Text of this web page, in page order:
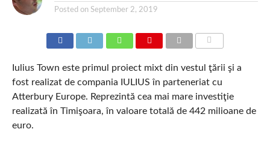
Posted on September 2, 2019
Iulius Town este primul proiect mixt din vestul ţării şi a
fost realizat de compania IULIUS în parteneriat cu
Atterbury Europe. Reprezintă cea mai mare investiţie
realizată în Timişoara, în valoare totală de 442 milioane de
euro.